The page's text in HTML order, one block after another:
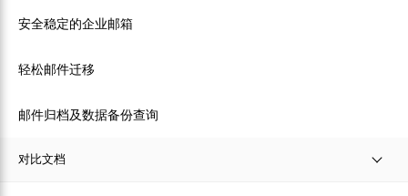
安全稳定的企业邮箱
轻松邮件迁移
邮件归档及数据备份查询
对比文档